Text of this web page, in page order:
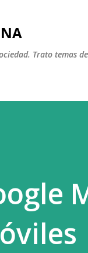
Trato temas